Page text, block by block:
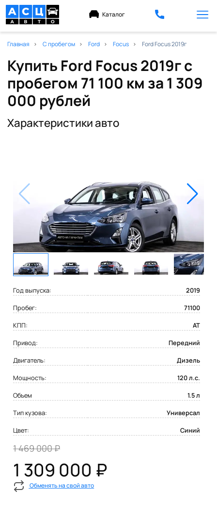
Каталог
Главная С пробегом Ford Focus Ford Focus 2019г
Купить Ford Focus 2019г с
пробегом 71 100 км за 1 309
000 рублей
Характеристики авто
Год выпуска:
2019
Пробег:
71100
КПП:
AT
Привод:
Передний
Двигатель:
Дизель
Мощность:
120 л.с.
Объем
1.5 л
Тип кузова:
Универсал
Цвет:
Синий
1 469 000 ₽
1 309 000 ₽
Обменять на свой авто